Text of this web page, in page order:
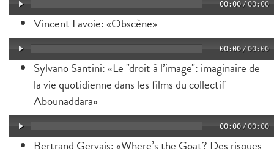
00:00 /00:00
Vincent Lavoie: «Obscène»
00:00 /00:00
Sylvano Santini: «Le "droit à l’image": imaginaire de
la vie quotidienne dans les films du collectif
Abounaddara»
00:00 /00:00